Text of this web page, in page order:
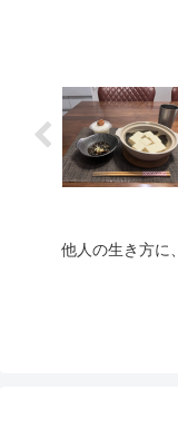
他人の生き方に